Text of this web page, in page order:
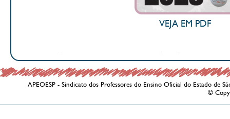
VEJA EM PDF
APEOESP - Sindicato dos Professores do Ensino Oficial do Estado de
©